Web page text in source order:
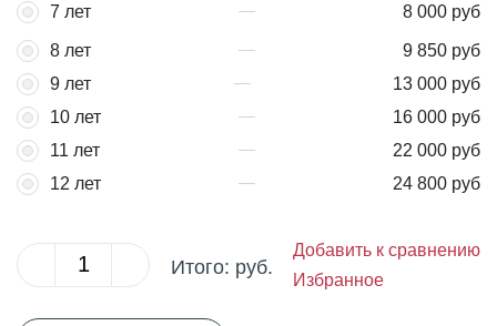
7 лет
8 000 руб
8 лет
9 850 руб
9 лет
13 000 руб
10 лет
16 000 руб
11 лет
22 000 руб
12 лет
24 800 руб
Итого: руб.
Добавить к сравнению
Избранное